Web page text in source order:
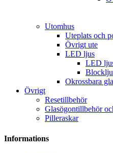
Utomhus
Uteplats och
Övrigt ute
LED ljus
LED
Okrossbara
Övrigt
Resetillbehör
Glasögontillbehör
Pilleraskar
Informations